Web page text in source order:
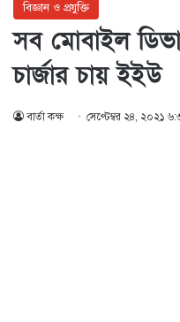
বিজ্ঞান ও প্রযুক্তি
সব মোবাইল
চার্জার চায় ইইউ
বার্তা কক্ষ সেপ্টেম্বর ২৪, ২০২১